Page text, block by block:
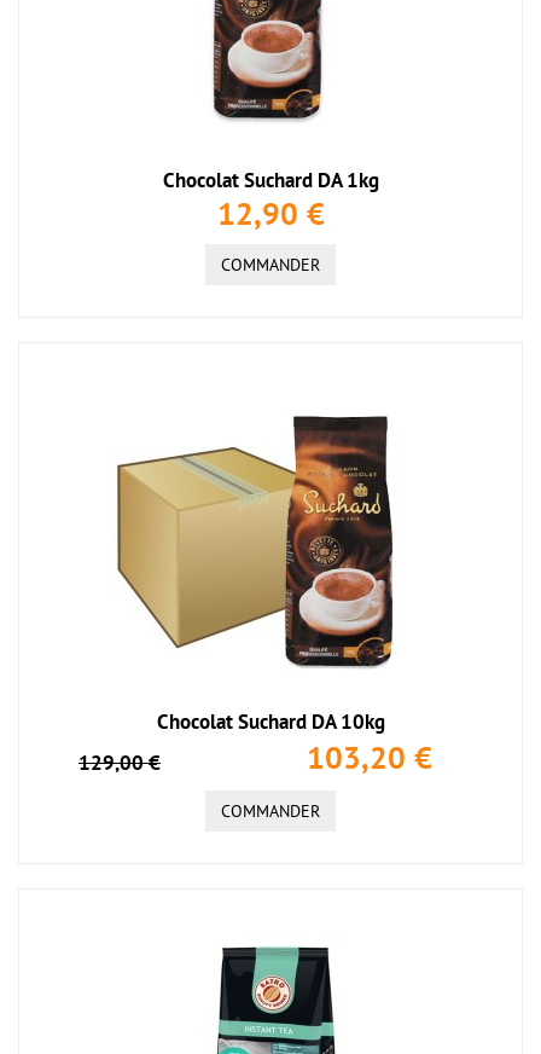
Chocolat Suchard DA 1kg
12,90 €
COMMANDER
Chocolat Suchard DA 10kg
129,00 €
103,20 €
COMMANDER